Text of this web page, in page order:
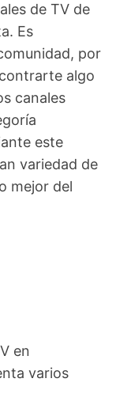
de TV de
Es
por
algo
canales
este
variedad de
mejor del
en
varios